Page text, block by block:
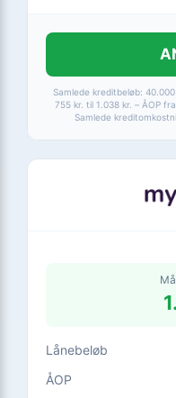
Samlede kreditbeløb:
755 kr. til 1.038 kr. – ÅOP
Samlede
Lånebeløb
ÅOP